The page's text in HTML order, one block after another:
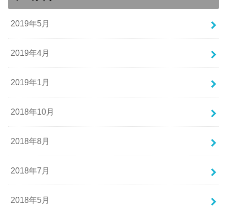
2019年5月
2019年4月
2019年1月
2018年10月
2018年8月
2018年7月
2018年5月